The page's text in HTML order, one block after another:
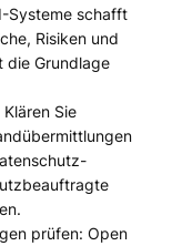
Systeme schafft
Risiken und
die Grundlage
Sie
prüfen: Open